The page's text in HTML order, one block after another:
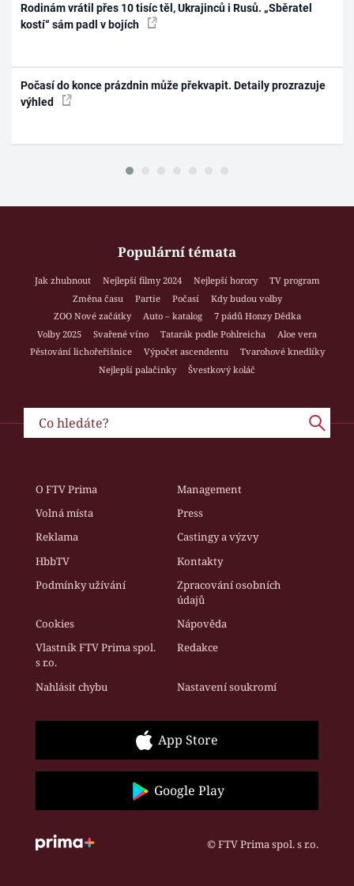
Rodinám vrátil přes 10 tisíc těl, Ukrajinců i Rusů. „Sběratel
kostí“ sám padl v bojích
Počasí do konce prázdnin může překvapit. Detaily prozrazuje
výhled
Populární témata
Jak zhubnout Nejlepší filmy 2024 Nejlepší horory
TV program
Změna času
Partie Počasí
Kdy budou volby
ZOO Nové začátky
Auto – katalog
7 pádů Honzy Dědka
Volby 2025
Svařené víno Tatarák podle Pohlreicha
Aloe vera
Pěstování lichořeřišnice
Výpočet ascendentu
Tvarohové knedlíky
Nejlepší palačinky
Švestkový koláč
O FTV Prima
Management
Volná místa
Press
Reklama
Castingy a výzvy
HbbTV
Kontakty
Podmínky užívání
Zpracování osobních
údajů
Cookies
Nápověda
Vlastník FTV Prima spol.
s r.o.
Redakce
Nahlásit chybu Nastavení soukromí
App Store
Google Play
© FTV Prima spol. s r.o.